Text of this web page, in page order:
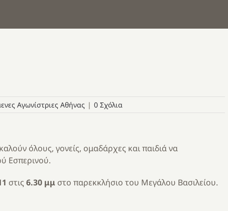
Αγωνίστριες Αθήνας | 0 Σχόλια
όλους, γονείς, ομαδάρχες και παιδιά να
Εσπερινού.
στις 6.30 μμ στο παρεκκλήσιο του Μεγάλου Βασιλείου.